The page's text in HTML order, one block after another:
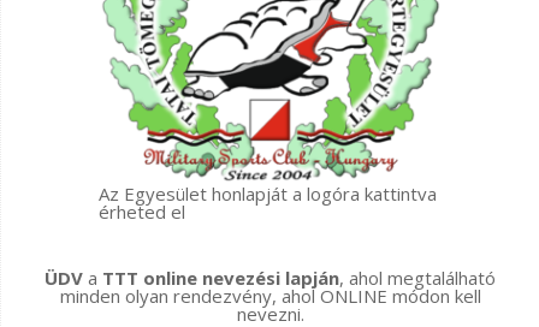
Az Egyesület honlapját a logóra kattintva
érheted el
ÜDV a TTT online nevezési lapján, ahol megtalálható
minden olyan rendezvény, ahol ONLINE módon kell
nevezni.